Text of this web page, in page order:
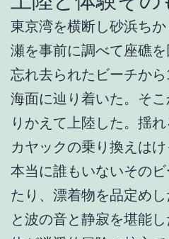
東京湾を横断し砂浜ち
瀬を事前に調べて座礁
忘れ去られたビーチか
海面に辿り着いた。そ
りかえて上陸した。揺
カヤックの乗り換えはけ
本当に誰もいないその
たり、漂着物を品定め
と波の音と静寂を堪能